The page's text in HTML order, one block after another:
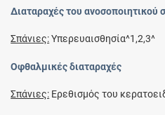
Διαταραχές του ανοσοποιητικού
Σπάνιες:Υπερευαισθησία^1,2,3^
Οφθαλμικές διαταραχές
Σπάνιες: Ερεθισμός του